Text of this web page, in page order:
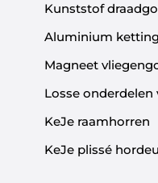
Kunststof
Aluminium
Magneet
Losse
KeJe raamhorren
KeJe plissé